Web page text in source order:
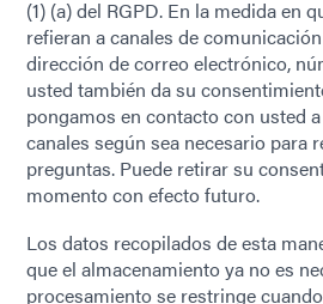
(1) (a) del RGPD. En la medida en
refieran a canales de
dirección de correo electrónico,
usted también da su
pongamos en contacto con usted
canales según sea necesario para
preguntas. Puede retirar su
momento con efecto futuro.
Los datos recopilados de esta
que el almacenamiento ya no es
procesamiento se restringe